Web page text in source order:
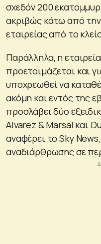
σχεδόν 200
ακριβώς κάτω από
εταιρείας από το
Παράλληλα, η
προετοιμάζεται και
υποχρεωθεί να
ακόμη και εντός της
προσλάβει δύο
Alvarez & Marsal και
αναφέρει το Sky
αναδιάρθρωσης σε